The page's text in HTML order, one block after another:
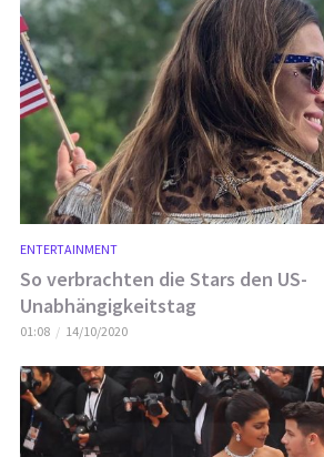
ENTERTAINMENT
So verbrachten die Stars den US-
Unabhängigkeitstag
01:08 14/10/2020